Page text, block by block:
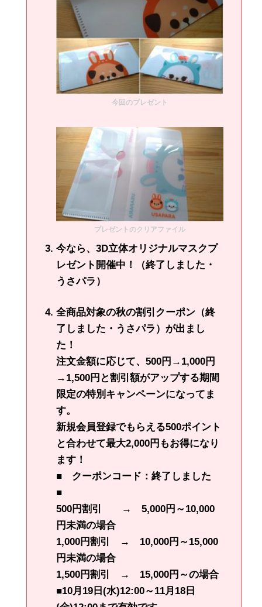
今回のプレゼント
プレゼントのクリアファイル
今なら、3D立体オリジナルマスクプ
レゼント開催中！（終了しました・
うさパラ）
全商品対象の秋の割引クーポン（終
了しました・うさパラ）が出まし
た！
注文金額に応じて、500円→1,000円
→1,500円と割引額がアップする期間
限定の特別キャンペーンになってま
す。
新規会員登録でもらえる500ポイント
と合わせて最大2,000円もお得になり
ます！
■ クーポンコード：終了しました
■
500円割引 → 5,000円～10,000
円未満の場合
1,000円割引 → 10,000円～15,000
円未満の場合
1,500円割引 → 15,000円～の場合
■10月19日(水)12:00～11月18日